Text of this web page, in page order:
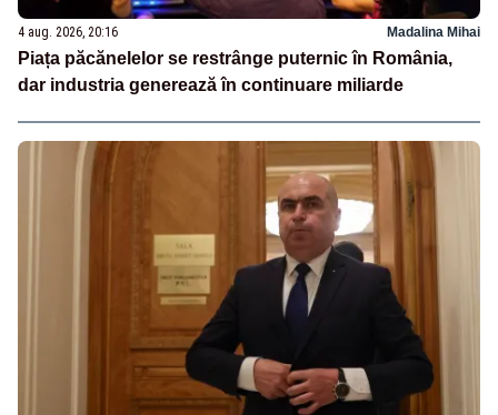
4 aug. 2026, 20:16 Madalina Mihai
Piața păcănelelor se restrânge puternic în România,
dar industria generează în continuare miliarde